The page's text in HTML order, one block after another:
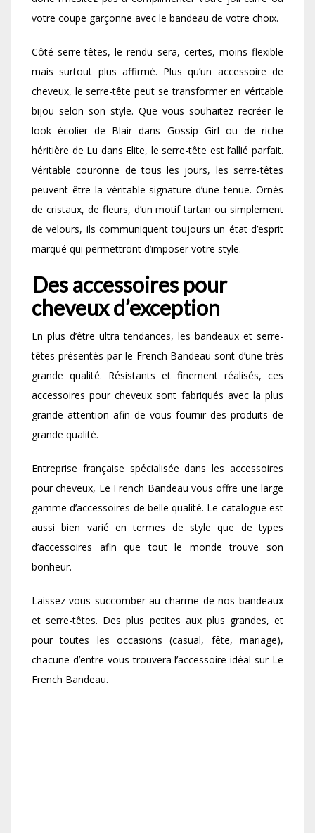
votre coupe garçonne avec le bandeau de votre choix.
Côté serre-têtes, le rendu sera, certes, moins flexible
mais surtout plus affirmé. Plus qu’un accessoire de
cheveux, le serre-tête peut se transformer en véritable
bijou selon son style. Que vous souhaitez recréer le
look écolier de Blair dans Gossip Girl ou de riche
héritière de Lu dans Elite, le serre-tête est l’allié parfait.
Véritable couronne de tous les jours, les serre-têtes
peuvent être la véritable signature d’une tenue. Ornés
de cristaux, de fleurs, d’un motif tartan ou simplement
de velours, ils communiquent toujours un état d’esprit
marqué qui permettront d’imposer votre style.
Des accessoires pour
cheveux d’exception
En plus d’être ultra tendances, les bandeaux et serre-
têtes présentés par le French Bandeau sont d’une très
grande qualité. Résistants et finement réalisés, ces
accessoires pour cheveux sont fabriqués avec la plus
grande attention afin de vous fournir des produits de
grande qualité.
Entreprise française spécialisée dans les accessoires
pour cheveux, Le French Bandeau vous offre une large
gamme d’accessoires de belle qualité. Le catalogue est
aussi bien varié en termes de style que de types
d’accessoires afin que tout le monde trouve son
bonheur.
Laissez-vous succomber au charme de nos bandeaux
et serre-têtes. Des plus petites aux plus grandes, et
pour toutes les occasions (casual, fête, mariage),
chacune d’entre vous trouvera l’accessoire idéal sur Le
French Bandeau.